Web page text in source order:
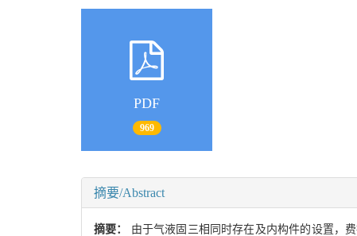
PDF
969
摘要/Abstract
摘要： 由于气液固三相同时存在及内构件的设置，